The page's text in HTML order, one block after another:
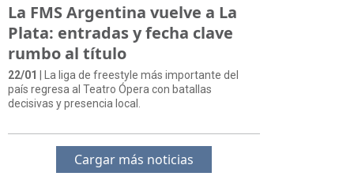
La FMS Argentina vuelve a La
Plata: entradas y fecha clave
rumbo al título
22/01
| La liga de freestyle más importante del
país regresa al Teatro Ópera con batallas
decisivas y presencia local.
Cargar más noticias